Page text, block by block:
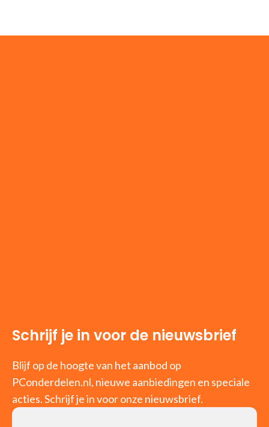
Schrijf je in voor de nieuwsbrief
Blijf op de hoogte van het aanbod op
PConderdelen.nl, nieuwe aanbiedingen en speciale
acties. Schrijf je in voor onze nieuwsbrief.